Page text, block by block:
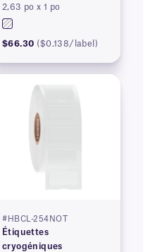
US
2,63 po x 1 po
$66.30 ($0.138/label)
#HBCL-254NOT
Étiquettes
cryogéniques